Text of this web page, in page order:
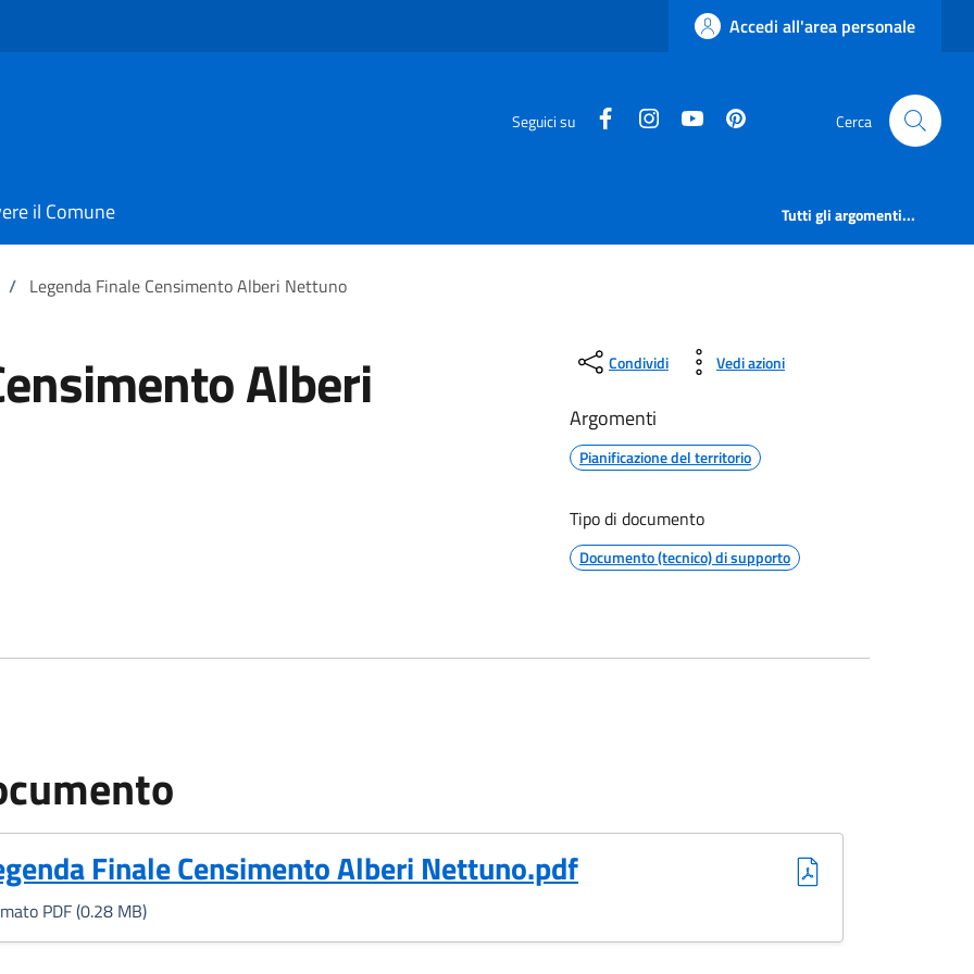
Accedi all'area personale
Seguici su facebookinstagramcanale youtube Cerca
il Comune Tutti gli argomenti...
/ Legenda Finale Censimento Alberi Nettuno
Alberi Condividi Vedi azioni
Argomenti
Pianificazione del territorio
Tipo di documento
Documento (tecnico) di supporto
Finale Censimento Alberi Nettuno.pdf
PDF, 0.28 MB)
PDF (0.28 MB)